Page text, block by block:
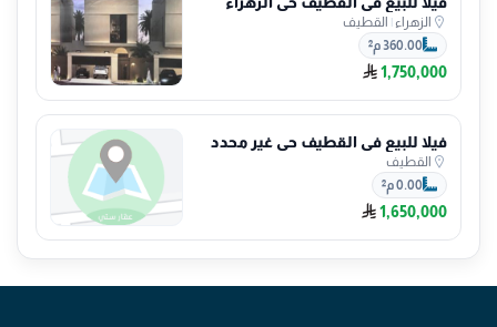
الزهراء | القطيف
360.00 م²
1,750,000
فيلا للبيع في القطيف حي غير محدد
القطيف
0.00 م²
1,650,000